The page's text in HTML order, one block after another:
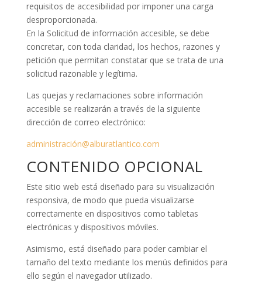
requisitos de accesibilidad por imponer una carga
desproporcionada.
En la Solicitud de información accesible, se debe
concretar, con toda claridad, los hechos, razones y
petición que permitan constatar que se trata de una
solicitud razonable y legítima.
Las quejas y reclamaciones sobre información
accesible se realizarán a través de la siguiente
dirección de correo electrónico:
administración@alburatlantico.com
CONTENIDO OPCIONAL
Este sitio web está diseñado para su visualización
responsiva, de modo que pueda visualizarse
correctamente en dispositivos como tabletas
electrónicas y dispositivos móviles.
Asimismo, está diseñado para poder cambiar el
tamaño del texto mediante los menús definidos para
ello según el navegador utilizado.